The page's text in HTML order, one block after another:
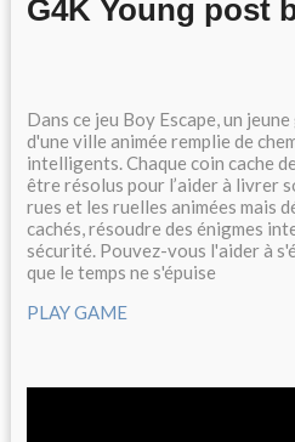
G4K Young post
Dans ce jeu Boy Escape, un
d'une ville animée remplie de
intelligents. Chaque coin cache
être résolus pour l’aider à livrer
rues et les ruelles animées mais
cachés, résoudre des énigmes
sécurité. Pouvez-vous l'aider à
que le temps ne s'épuise
PLAY GAME